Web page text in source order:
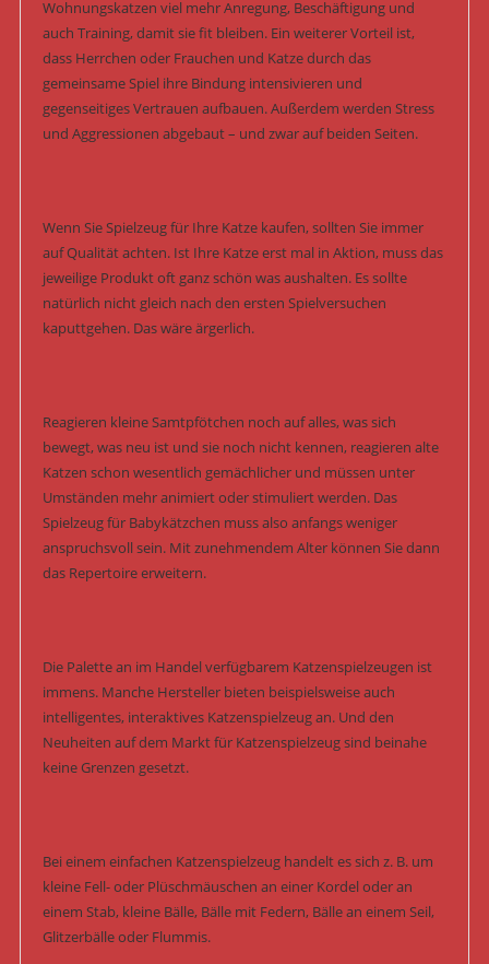
Wohnungskatzen viel mehr Anregung, Beschäftigung und
auch Training, damit sie fit bleiben. Ein weiterer Vorteil ist,
dass Herrchen oder Frauchen und Katze durch das
gemeinsame Spiel ihre Bindung intensivieren und
gegenseitiges Vertrauen aufbauen. Außerdem werden Stress
und Aggressionen abgebaut – und zwar auf beiden Seiten.
Wenn Sie Spielzeug für Ihre Katze kaufen, sollten Sie immer
auf Qualität achten. Ist Ihre Katze erst mal in Aktion, muss das
jeweilige Produkt oft ganz schön was aushalten. Es sollte
natürlich nicht gleich nach den ersten Spielversuchen
kaputtgehen. Das wäre ärgerlich.
Reagieren kleine Samtpfötchen noch auf alles, was sich
bewegt, was neu ist und sie noch nicht kennen, reagieren alte
Katzen schon wesentlich gemächlicher und müssen unter
Umständen mehr animiert oder stimuliert werden. Das
Spielzeug für Babykätzchen muss also anfangs weniger
anspruchsvoll sein. Mit zunehmendem Alter können Sie dann
das Repertoire erweitern.
Die Palette an im Handel verfügbarem Katzenspielzeugen ist
immens. Manche Hersteller bieten beispielsweise auch
intelligentes, interaktives Katzenspielzeug an. Und den
Neuheiten auf dem Markt für Katzenspielzeug sind beinahe
keine Grenzen gesetzt.
Bei einem einfachen Katzenspielzeug handelt es sich z. B. um
kleine Fell- oder Plüschmäuschen an einer Kordel oder an
einem Stab, kleine Bälle, Bälle mit Federn, Bälle an einem Seil,
Glitzerbälle oder Flummis.